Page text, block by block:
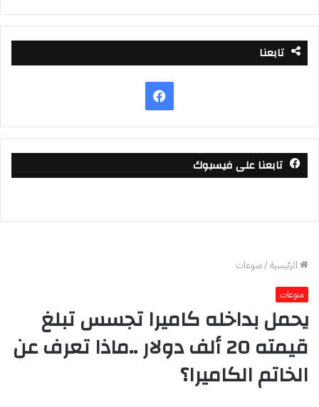
تابعنا
فيسبوك
تابعنا على فيسبوك